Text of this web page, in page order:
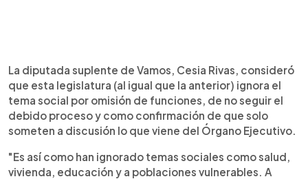
La diputada suplente de Vamos, Cesia Rivas, consideró
que esta legislatura (al igual que la anterior) ignora el
tema social por omisión de funciones, de no seguir el
debido proceso y como confirmación de que solo
someten a discusión lo que viene del Órgano Ejecutivo.
"Es así como han ignorado temas sociales como salud,
vivienda, educación y a poblaciones vulnerables. A